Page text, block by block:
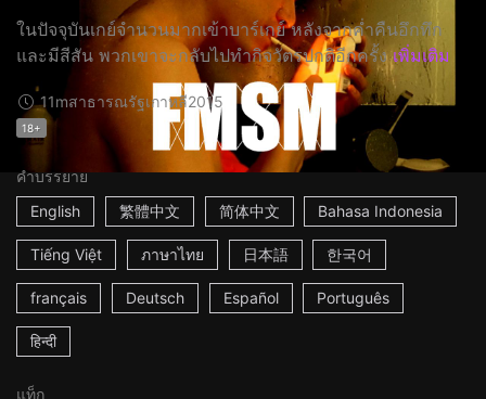
ในปัจจุบันเกย์จำนวนมากเข้าบาร์เกย์ หลังจากค่ำคืนอึกทึก
และมีสีสัน พวกเขาจะกลับไปทำกิจวัตรปกติอีกครั้ง เพิ่มเติม
11mสาธารณรัฐเกาหลี2015
18+
คำบรรยาย
English
繁體中文 简体中文 Bahasa Indonesia
Tiếng Việt ภาษาไทย 日本語 한국어
français Deutsch Español Português
हिन्दी
แท็ก